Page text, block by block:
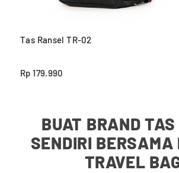
Tas Ransel TR-02
Rp 179.990
BUAT BRAND
SENDIRI BERSAMA
TRAVEL